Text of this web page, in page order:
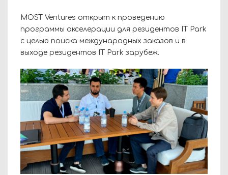
MOST Ventures открыт к проведению
программы акселерации для резидентов IT Park
с целью поиска международных заказов и в
выходе резидентов IT Park зарубеж.